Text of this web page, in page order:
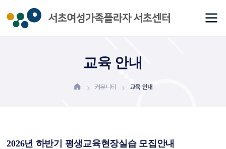
교육 안내
커뮤니티 교육 안내
2026년 하반기 평생교육현장실습 모집안내